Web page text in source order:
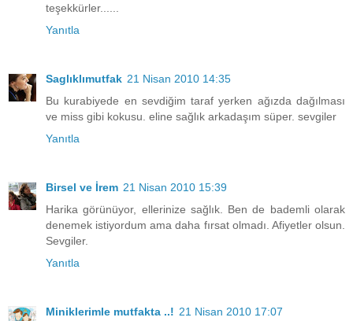
teşekkürler......
Yanıtla
Saglıklımutfak 21 Nisan 2010 14:35
Bu kurabiyede en sevdiğim taraf yerken ağızda dağılması
ve miss gibi kokusu. eline sağlık arkadaşım süper. sevgiler
Yanıtla
Birsel ve İrem 21 Nisan 2010 15:39
Harika görünüyor, ellerinize sağlık. Ben de bademli olarak
denemek istiyordum ama daha fırsat olmadı. Afiyetler olsun.
Sevgiler.
Yanıtla
Miniklerimle mutfakta ..! 21 Nisan 2010 17:07